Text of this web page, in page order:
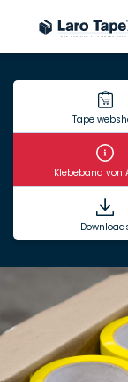
Tape
Klebeband von